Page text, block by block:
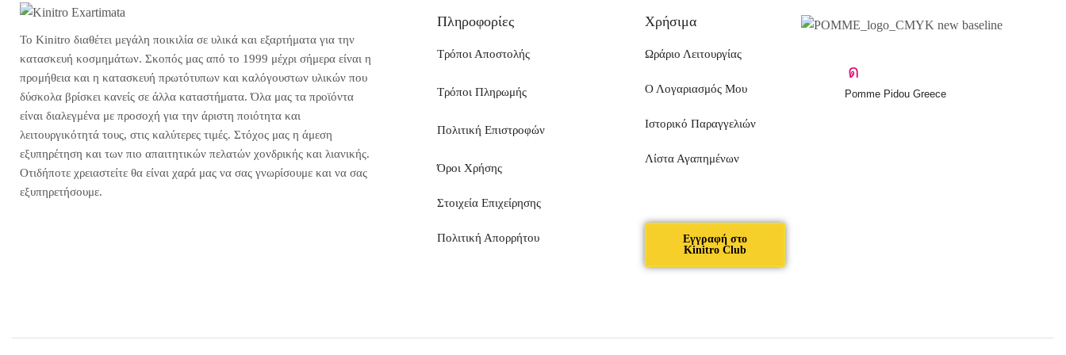
Το Kinitro διαθέτει μεγάλη ποικιλία σε υλικά και εξαρτήματα για την
κατασκευή κοσμημάτων. Σκοπός μας από το 1999 μέχρι σήμερα είναι η
προμήθεια και η κατασκευή πρωτότυπων και καλόγουστων υλικών που
δύσκολα βρίσκει κανείς σε άλλα καταστήματα. Όλα μας τα προϊόντα
είναι διαλεγμένα με προσοχή για την άριστη ποιότητα και
λειτουργικότητά τους, στις καλύτερες τιμές. Στόχος μας η άμεση
εξυπηρέτηση και των πιο απαιτητικών πελατών χονδρικής και λιανικής.
Οτιδήποτε χρειαστείτε θα είναι χαρά μας να σας γνωρίσουμε και να σας
εξυπηρετήσουμε.
Πληροφορίες
Τρόποι Αποστολής
Τρόποι Πληρωμής
Πολιτική Επιστροφών
Όροι Χρήσης
Στοιχεία Επιχείρησης
Πολιτική Απορρήτου
Χρήσιμα
Ωράριο Λειτουργίας
Ο Λογαριασμός Μου
Ιστορικό Παραγγελιών
Λίστα Αγαπημένων
Εγγραφή στο
Kinitro Club
Pomme Pidou Greece